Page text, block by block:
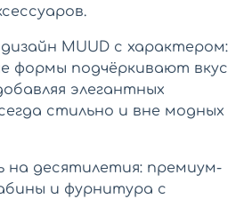
MUUD с характером:
формы подчёркивают вкус
элегантных
стильно и вне модных
на десятилетия: премиум-
и фурнитура с